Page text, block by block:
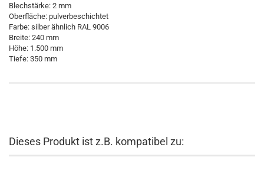
Blechstärke: 2 mm
Oberfläche: pulverbeschichtet
Farbe: silber ähnlich RAL 9006
Breite: 240 mm
Höhe: 1.500 mm
Tiefe: 350 mm
Dieses Produkt ist z.B. kompatibel zu: